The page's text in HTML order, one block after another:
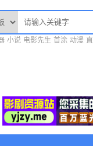
小说 电影先生 首涂 动漫